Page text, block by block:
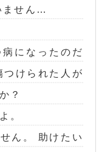
ません…
になったのだ
つけられた人が
？
。
ん。 助けたい